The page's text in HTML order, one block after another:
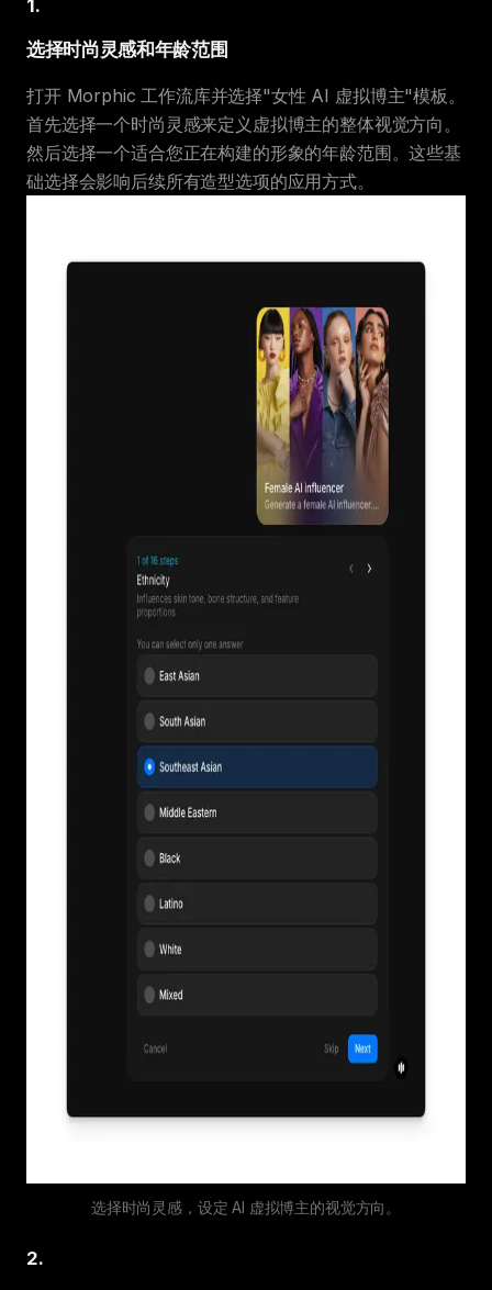
1 .
选择时尚灵感和年龄范围
打开 Morphic 工作流库并选择"女性 AI 虚拟博主"模板。
首先选择一个时尚灵感来定义虚拟博主的整体视觉方向。
然后选择一个适合您正在构建的形象的年龄范围。这些基
础选择会影响后续所有造型选项的应用方式。
选择时尚灵感，设定 AI 虚拟博主的视觉方向。
2.